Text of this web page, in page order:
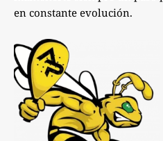
en constante evolución.